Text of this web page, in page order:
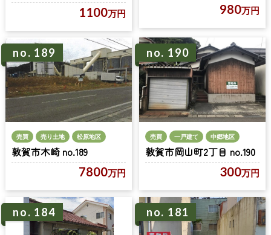
1100万円 980万円
no. 189
売買 売り土地 松原地区
敦賀市木崎 no.189
7800万円
no. 190
売買 一戸建て 中郷地区
敦賀市岡山町2丁目 no.190
300万円
no. 184 no. 181